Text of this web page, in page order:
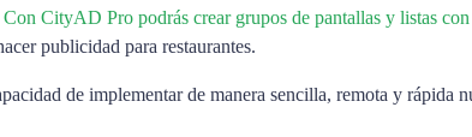
Con CityAD Pro podrás crear grupos de pantallas y listas
publicidad para restaurantes.
de implementar de manera sencilla, remota y rápida